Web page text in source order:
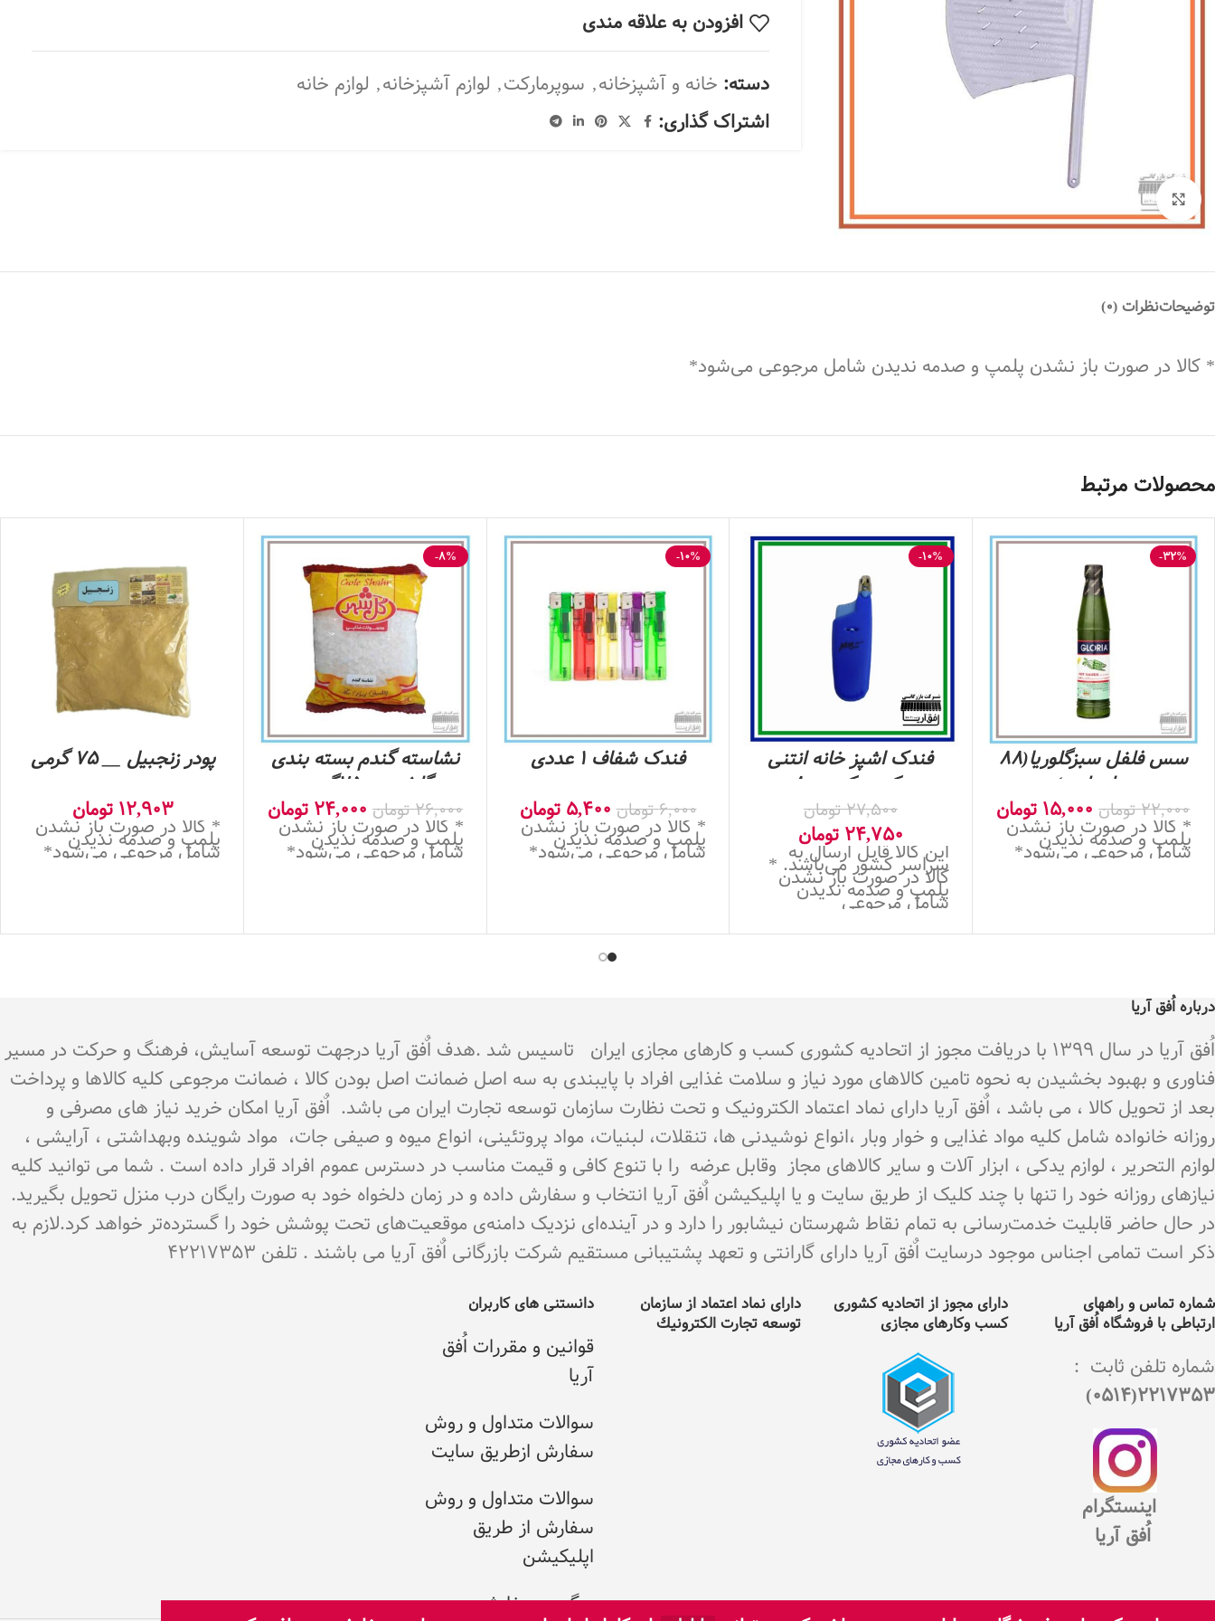
بزرگنمایی تصویر
افزودن به علاقه مندی
دسته: خانه و آشپزخانه, سوپرمارکت, لوازم آشپزخانه, لوازم خانه
اشتراک گذاری:
توضیحاتنظرات (0)
* کالا در صورت باز نشدن پلمپ و صدمه ندیدن شامل مرجوعی می‌شود*
محصولات مرتبط
-32%
سس فلفل سبزگلوریا(88
میلی لیتر)
22,000تومان 15,000 تومان
* کالا در صورت باز نشدن
پلمپ و صدمه ندیدن
شامل مرجوعی می‌شود*
-10%
فندک اشپز خانه انتنی
مکس- کد 8000
27,500تومان
24,750 تومان
این کالا قابل ارسال به
سراسر کشور می‌باشد. *
کالا در صورت باز نشدن
پلمپ و صدمه ندیدن
شامل مرجوعی
-10%
فندک شفاف 1 عددی
6,000تومان 5,400 تومان
* کالا در صورت باز نشدن
پلمپ و صدمه ندیدن
شامل مرجوعی می‌شود*
-8%
نشاسته گندم بسته بندی
گلشهر _250گرمی
26,000تومان 24,000 تومان
* کالا در صورت باز نشدن
پلمپ و صدمه ندیدن
شامل مرجوعی می‌شود*
پودر زنجبیل __ 75 گرمی
12,903 تومان
* کالا در صورت باز نشدن
پلمپ و صدمه ندیدن
شامل مرجوعی می‌شود*
درباره اُفق آریا
اُفق آریا در سال 1399 با دریافت مجوز از اتحادیه کشوری کسب و کارهای مجازی ایران تاسیس شد .هدف اٌفق آریا درجهت توسعه آسایش، فرهنگ و حرکت در مسیر
فناوری و بهبود بخشیدن به نحوه تامین کالاهای مورد نیاز و سلامت غذایی افراد با پایبندی به سه اصل ضمانت اصل بودن کالا ، ضمانت مرجوعی کلیه کالاها و پرداخت
بعد از تحویل کالا ، می باشد ، اٌفق آریا دارای نماد اعتماد الکترونیک و تحت نظارت سازمان توسعه تجارت ایران می باشد. اٌفق آریا امکان خرید نیاز های مصرفی و
روزانه خانواده شامل کلیه مواد غذایی و خوار وبار ،انواع نوشیدنی ها، تنقلات، لبنیات، مواد پروتئینی، انواع میوه و صیفی جات، مواد شوینده وبهداشتی ، آرایشی ،
لوازم التحریر ، لوازم یدکی ، ابزار آلات و سایر کالاهای مجاز وقابل عرضه را با تنوع کافی و قیمت مناسب در دسترس عموم افراد قرار داده است . شما می توانید کلیه
نیازهای روزانه خود را تنها با چند کلیک از طریق سایت و یا اپلیکیشن اٌفق آریا انتخاب و سفارش داده و در زمان دلخواه خود به صورت رایگان درب منزل تحویل بگیرید.
در حال حاضر قابلیت خدمت‌رسانی به تمام نقاط شهرستان نیشابور را دارد و در آینده‌ای نزدیک دامنه‌ی موقعیت‌های تحت پوشش خود را گسترده‌تر خواهد کرد.لازم به
ذکر است تمامی اجناس موجود درسایت اٌفق آریا دارای گارانتی و تعهد پشتیبانی مستقیم شرکت بازرگانی اٌفق آریا می باشند . تلفن 42217353
شماره تماس و راههای
ارتباطی با فروشگاه اُفق آریا
شماره تلفن ثابت :
2217353(0514)
اینستگرام
اُفق آریا
دارای مجوز از اتحادیه کشوری
کسب وکارهای مجازی
دارای نماد اعتماد از سازمان
توسعه تجارت الکترونيك
دانستنی های کاربران
قوانین و مقررات اُفق
آریا
سوالات متداول و روش
سفارش ازطریق سایت
سوالات متداول و روش
سفارش از طریق
اپلیکیشن
پیگیری سفارش